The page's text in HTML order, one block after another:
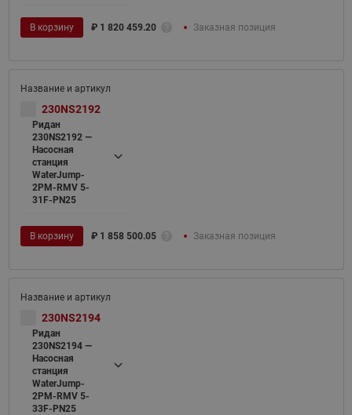
В корзину ₽ 1 820 459.20 Заказная позиция
230NS2192
Ридан
230NS2192 —
Насосная
станция
WaterJump-
2PM-RMV 5-
31F-PN25
В корзину ₽ 1 858 500.05 Заказная позиция
230NS2194
Ридан
230NS2194 —
Насосная
станция
WaterJump-
2PM-RMV 5-
33F-PN25